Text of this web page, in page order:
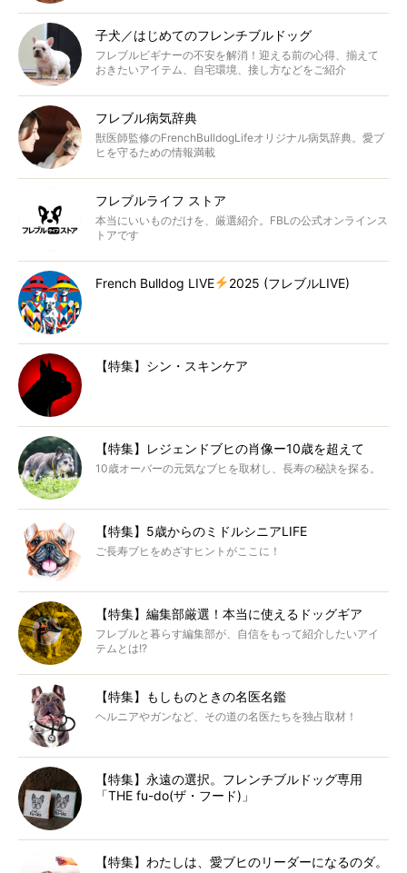
子犬／はじめてのフレンチブルドッグ
フレブルビギナーの不安を解消！迎える前の心得、揃えて
おきたいアイテム、自宅環境、接し方などをご紹介
フレブル病気辞典
獣医師監修のFrenchBulldogLifeオリジナル病気辞典。愛ブ
ヒを守るための情報満載
フレブルライフ ストア
本当にいいものだけを、厳選紹介。FBLの公式オンラインス
トアです
French Bulldog LIVE 2025 (フレブルLIVE)
【特集】シン・スキンケア
【特集】レジェンドブヒの肖像ー10歳を超えて
10歳オーバーの元気なブヒを取材し、長寿の秘訣を探る。
【特集】5歳からのミドルシニアLIFE
ご長寿ブヒをめざすヒントがここに！
【特集】編集部厳選！本当に使えるドッグギア
フレブルと暮らす編集部が、自信をもって紹介したいアイ
テムとは!?
【特集】もしものときの名医名鑑
ヘルニアやガンなど、その道の名医たちを独占取材！
【特集】永遠の選択。フレンチブルドッグ専用
「THE fu-do(ザ・フード)」
【特集】わたしは、愛ブヒのリーダーになるのダ。